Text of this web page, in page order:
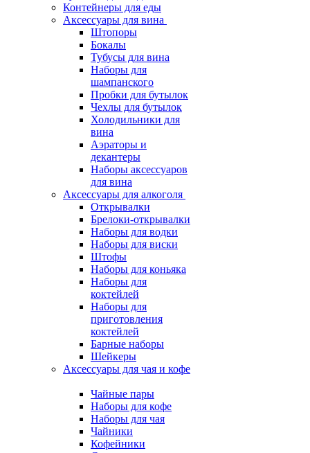
Контейнеры для еды
Аксессуары для вина
Штопоры
Бокалы
Тубусы для вина
Наборы для
шампанского
Пробки для бутылок
Чехлы для бутылок
Холодильники для
вина
Аэраторы и
декантеры
Наборы аксессуаров
для вина
Аксессуары для алкоголя
Открывалки
Брелоки-открывалки
Наборы для водки
Наборы для виски
Штофы
Наборы для коньяка
Наборы для
коктейлей
Наборы для
приготовления
коктейлей
Барные наборы
Шейкеры
Аксессуары для чая и кофе
Чайные пары
Наборы для кофе
Наборы для чая
Чайники
Кофейники